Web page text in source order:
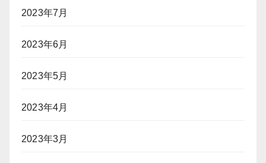
2023年7月
2023年6月
2023年5月
2023年4月
2023年3月